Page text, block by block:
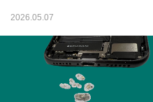
2026.05.07